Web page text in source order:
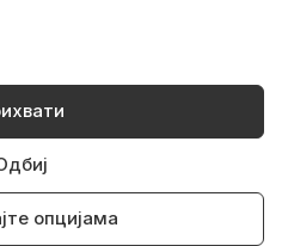
опцијама
na protekle godine,
s istorijom Fakulteta – od
materijala koje
dana na sajtu Fakulteta.
pozdrav,
dekan